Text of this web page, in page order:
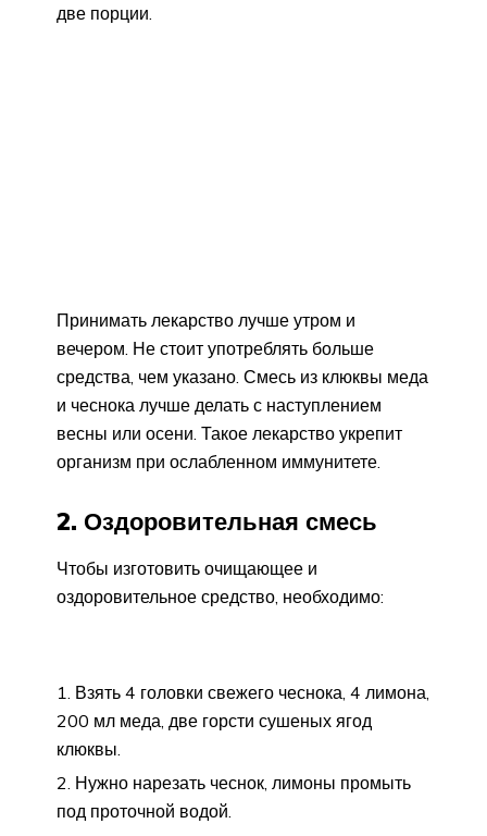
две порции.
Принимать лекарство лучше утром и
вечером. Не стоит употреблять больше
средства, чем указано. Смесь из клюквы меда
и чеснока лучше делать с наступлением
весны или осени. Такое лекарство укрепит
организм при ослабленном иммунитете.
2. Оздоровительная смесь
Чтобы изготовить очищающее и
оздоровительное средство, необходимо:
Взять 4 головки свежего чеснока, 4 лимона,
200 мл меда, две горсти сушеных ягод
клюквы.
Нужно нарезать чеснок, лимоны промыть
под проточной водой.